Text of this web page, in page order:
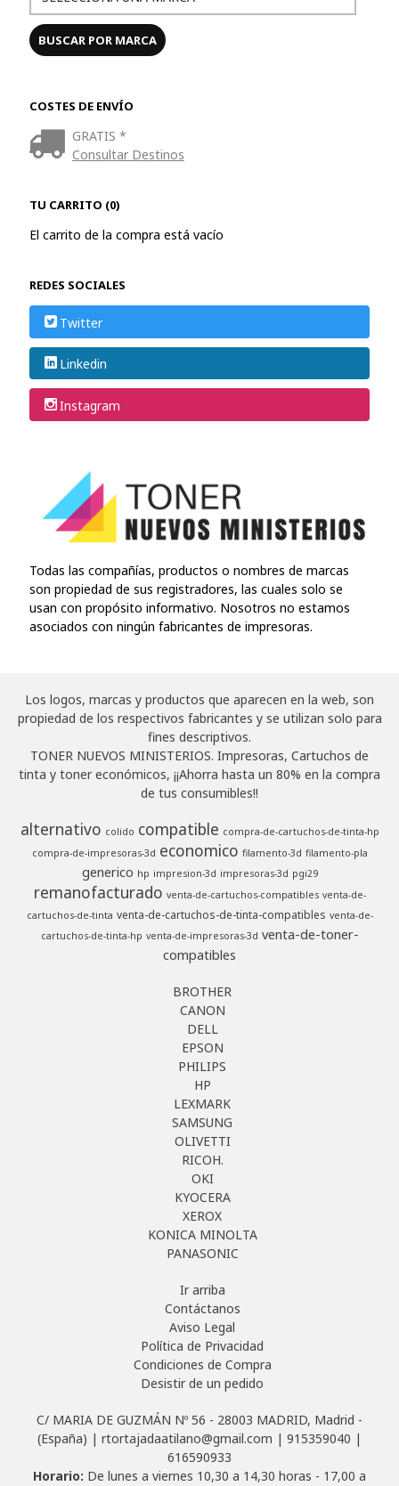
COSTES DE ENVÍO
GRATIS *
Consultar Destinos
TU CARRITO (0)
El carrito de la compra está vacío
REDES SOCIALES
Twitter
Linkedin
Instagram
Todas las compañías, productos o nombres de marcas
son propiedad de sus registradores, las cuales solo se
usan con propósito informativo. Nosotros no estamos
asociados con ningún fabricantes de impresoras.
Los logos, marcas y productos que aparecen en la web, son
propiedad de los respectivos fabricantes y se utilizan solo para
fines descriptivos.
TONER NUEVOS MINISTERIOS. Impresoras, Cartuchos de
tinta y toner económicos, ¡¡Ahorra hasta un 80% en la compra
de tus consumibles!!
alternativo colido compatible compra-de-cartuchos-de-tinta-hp
compra-de-impresoras-3d economico filamento-3d filamento-pla
generico hp impresion-3d impresoras-3d pgi29
remanofacturado venta-de-cartuchos-compatibles venta-de-
cartuchos-de-tinta venta-de-cartuchos-de-tinta-compatibles venta-de-
cartuchos-de-tinta-hp venta-de-impresoras-3d venta-de-toner-
compatibles
BROTHER
CANON
DELL
EPSON
PHILIPS
HP
LEXMARK
SAMSUNG
OLIVETTI
RICOH.
OKI
KYOCERA
XEROX
KONICA MINOLTA
PANASONIC
Ir arriba
Contáctanos
Aviso Legal
Política de Privacidad
Condiciones de Compra
Desistir de un pedido
C/ MARIA DE GUZMÁN Nº 56 - 28003 MADRID, Madrid -
(España) | rtortajadaatilano@gmail.com | 915359040 |
616590933
Horario: De lunes a viernes 10,30 a 14,30 horas - 17,00 a